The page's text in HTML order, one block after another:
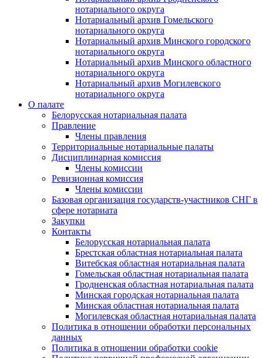
нотариального округа
Нотариальный архив Гомельского
нотариального округа
Нотариальный архив Минского городского
нотариального округа
Нотариальный архив Минского областного
нотариального округа
Нотариальный архив Могилевского
нотариального округа
О палате
Белорусская нотариальная палата
Правление
Члены правления
Территориальные нотариальные палаты
Дисциплинарная комиссия
Члены комиссии
Ревизионная комиссия
Члены комиссии
Базовая организация государств-участников СНГ в
сфере нотариата
Закупки
Контакты
Белорусская нотариальная палата
Брестская областная нотариальная палата
Витебская областная нотариальная палата
Гомельская областная нотариальная палата
Гродненская областная нотариальная палата
Минская городская нотариальная палата
Минская областная нотариальная палата
Могилевская областная нотариальная палата
Политика в отношении обработки персональных
данных
Политика в отношении обработки cookie